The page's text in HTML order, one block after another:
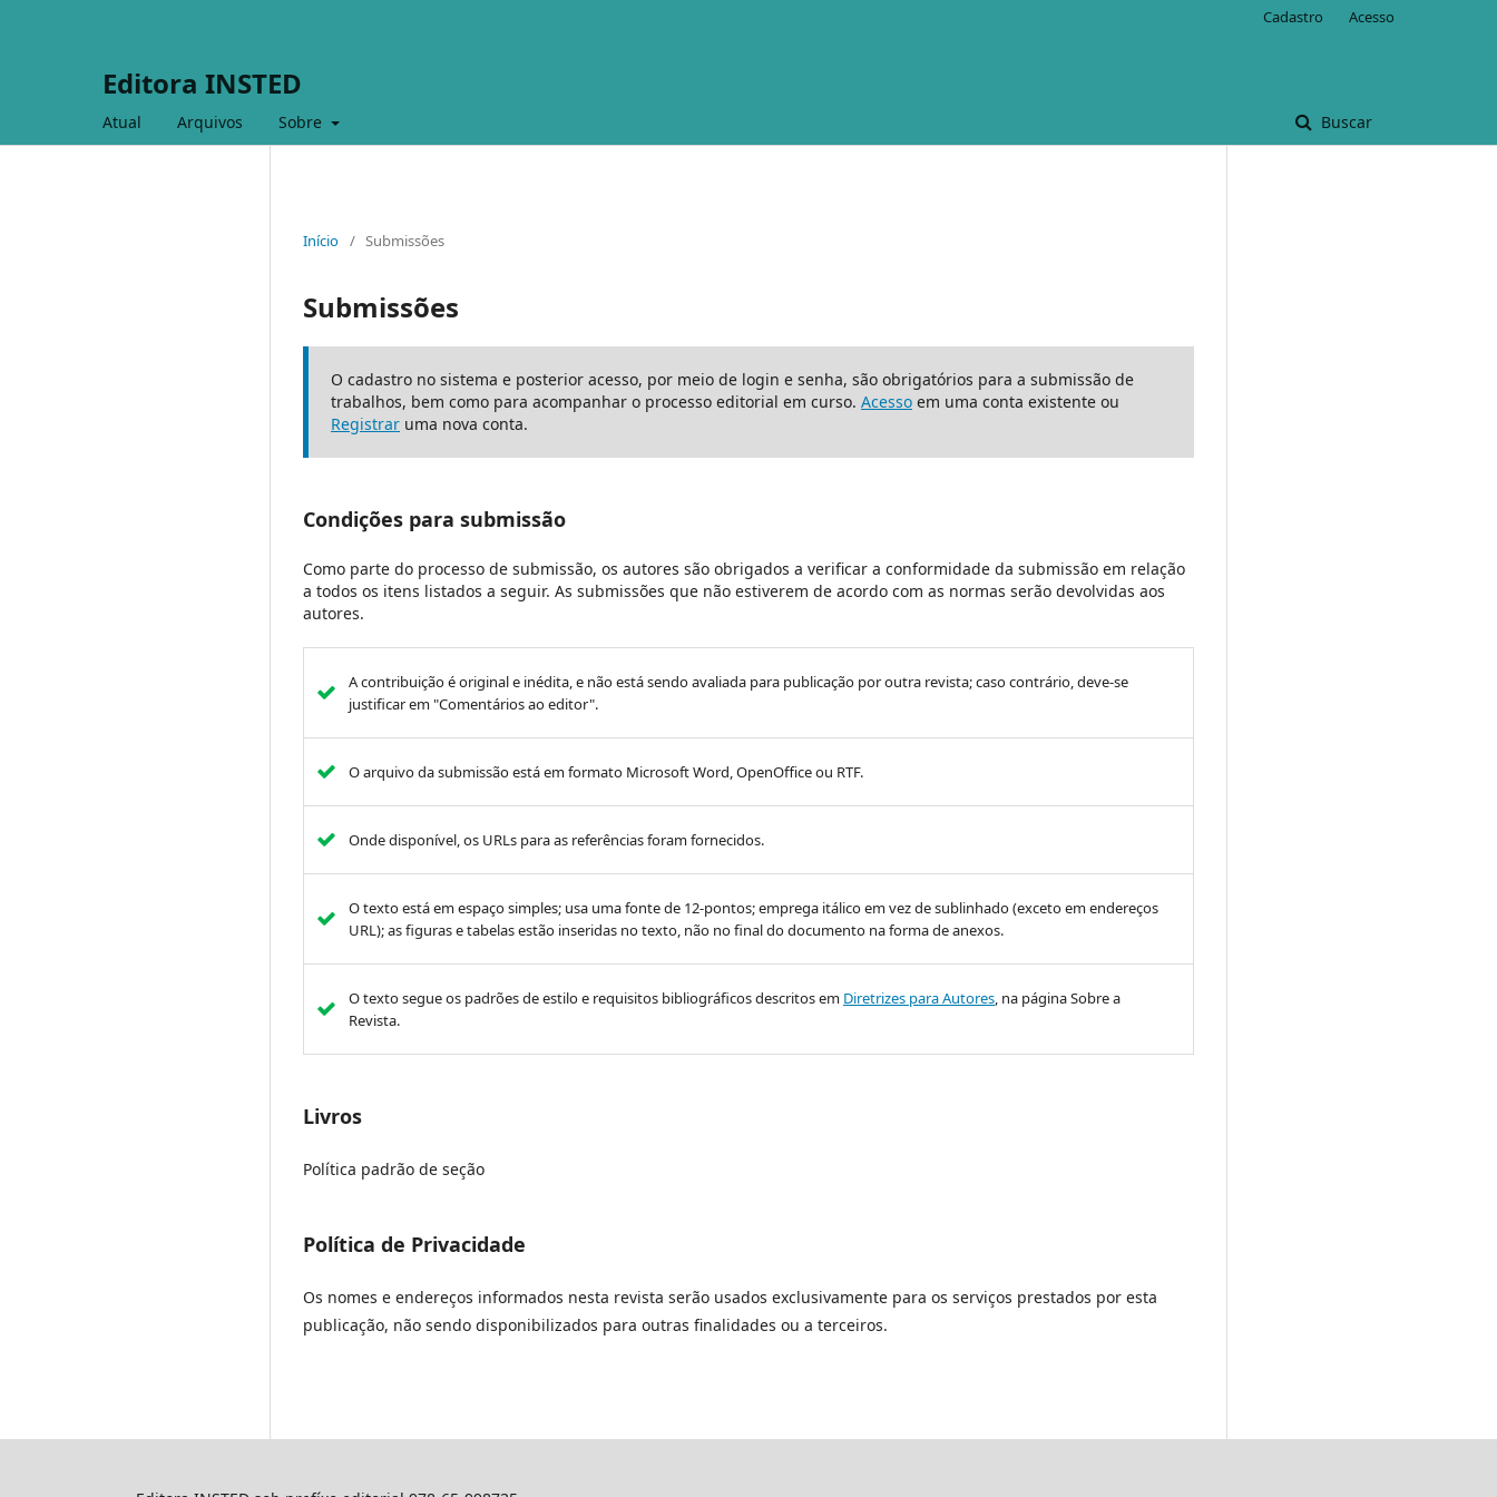
Editora INSTED
Atual Arquivos Sobre Buscar
Cadastro Acesso
Início / Submissões
Submissões
O cadastro no sistema e posterior acesso, por meio de login e senha, são obrigatórios para a submissão de
trabalhos, bem como para acompanhar o processo editorial em curso. Acesso em uma conta existente ou
Registrar uma nova conta.
Condições para submissão
Como parte do processo de submissão, os autores são obrigados a verificar a conformidade da submissão em relação
a todos os itens listados a seguir. As submissões que não estiverem de acordo com as normas serão devolvidas aos
autores.
A contribuição é original e inédita, e não está sendo avaliada para publicação por outra revista; caso contrário, deve-se
justificar em "Comentários ao editor".
O arquivo da submissão está em formato Microsoft Word, OpenOffice ou RTF.
Onde disponível, os URLs para as referências foram fornecidos.
O texto está em espaço simples; usa uma fonte de 12-pontos; emprega itálico em vez de sublinhado (exceto em endereços
URL); as figuras e tabelas estão inseridas no texto, não no final do documento na forma de anexos.
O texto segue os padrões de estilo e requisitos bibliográficos descritos em Diretrizes para Autores, na página Sobre a
Revista.
Livros
Política padrão de seção
Política de Privacidade
Os nomes e endereços informados nesta revista serão usados exclusivamente para os serviços prestados por esta
publicação, não sendo disponibilizados para outras finalidades ou a terceiros.